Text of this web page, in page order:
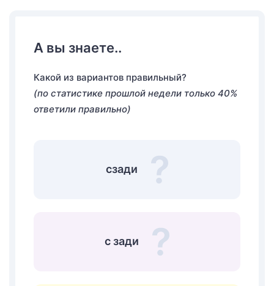
А вы знаете..
Какой из вариантов правильный?
(по статистике прошлой недели только 40%
ответили правильно)
сзади
с зади